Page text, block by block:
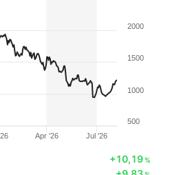
Apr '26 Jul '26
500
1000
1500
2000
+10,19%